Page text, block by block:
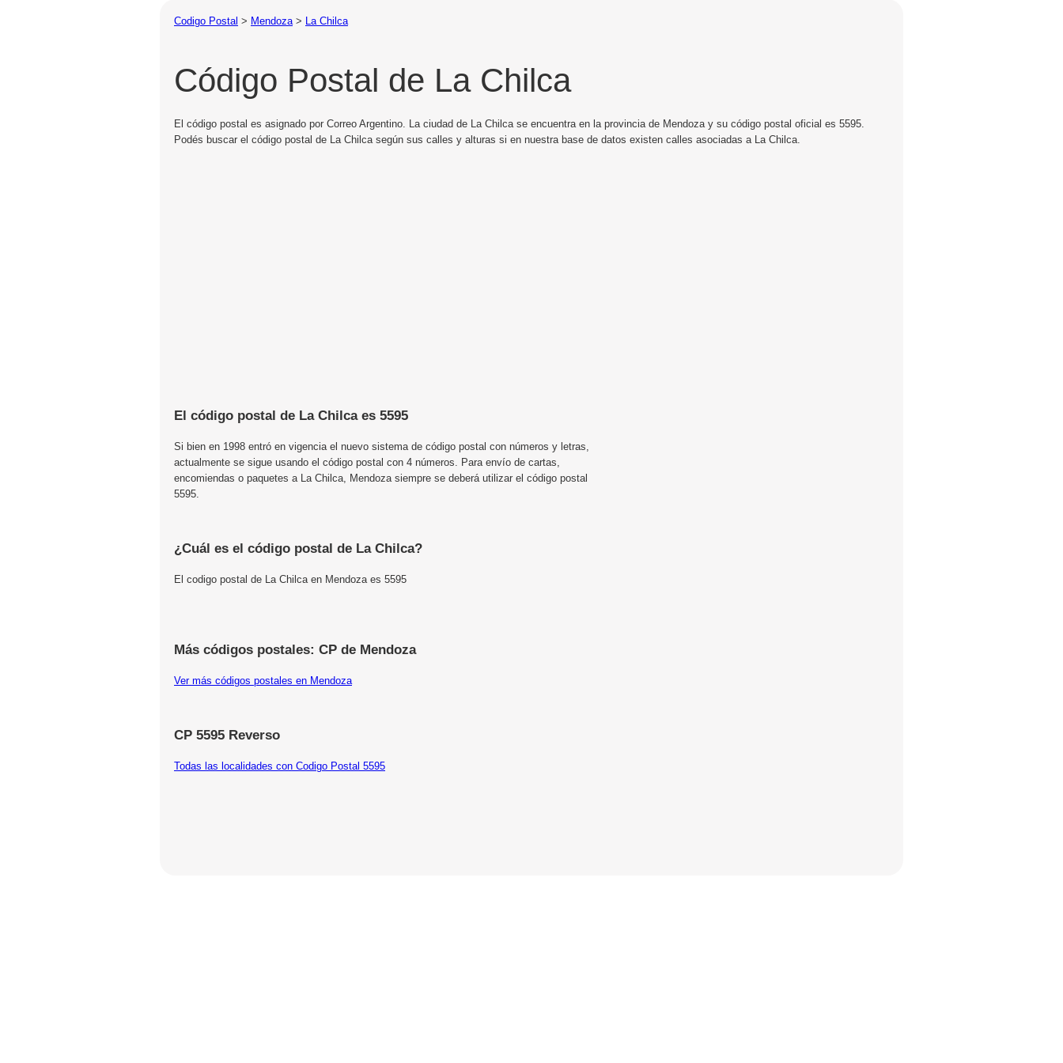
Codigo Postal > Mendoza> La Chilca
Código Postal de La Chilca
El código postal es asignado por Correo Argentino. La ciudad de La Chilca se encuentra en la provincia de Mendoza y su código postal oficial es 5595.
Podés buscar el código postal de La Chilca según sus calles y alturas si en nuestra base de datos existen calles asociadas a La Chilca.
El código postal de La Chilca es 5595
Si bien en 1998 entró en vigencia el nuevo sistema de código postal con números y letras,
actualmente se sigue usando el código postal con 4 números. Para envío de cartas,
encomiendas o paquetes a La Chilca, Mendoza siempre se deberá utilizar el código postal
5595.
¿Cuál es el código postal de La Chilca?
El codigo postal de La Chilca en Mendoza es 5595
Más códigos postales: CP de Mendoza
Ver más códigos postales en Mendoza
CP 5595 Reverso
Todas las localidades con Codigo Postal 5595